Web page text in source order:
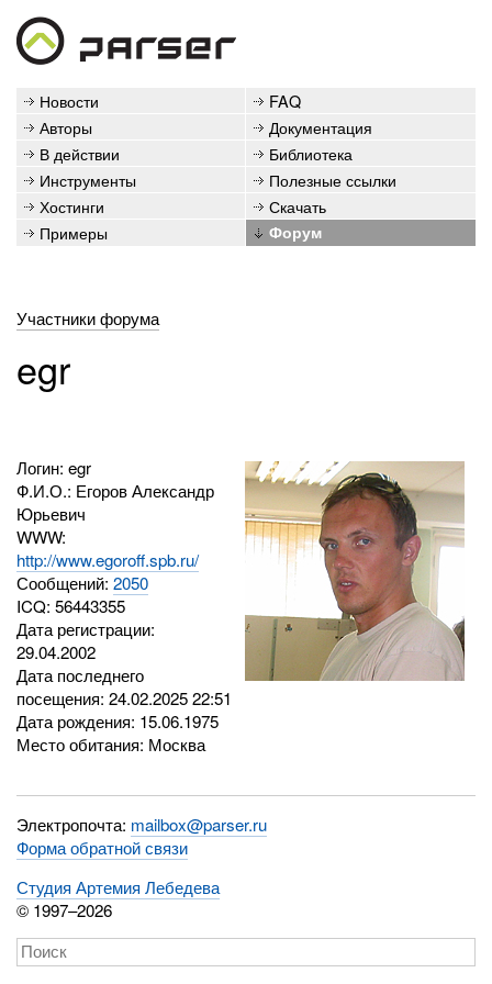
Новости
FAQ
Авторы
Документация
В действии
Библиотека
Инструменты
Полезные ссылки
Хостинги
Скачать
Примеры
Форум
Участники форума
egr
Логин: egr
Ф.И.О.: Егоров Александр
Юрьевич
WWW:
http://www.egoroff.spb.ru/
Сообщений:2050
ICQ:56443355
Дата регистрации:
29.04.2002
Дата последнего
посещения: 24.02.2025 22:51
Дата рождения: 15.06.1975
Место обитания: Москва
Электропочта: mailbox@parser.ru
Форма обратной связи
Студия Артемия Лебедева
© 1997–2026